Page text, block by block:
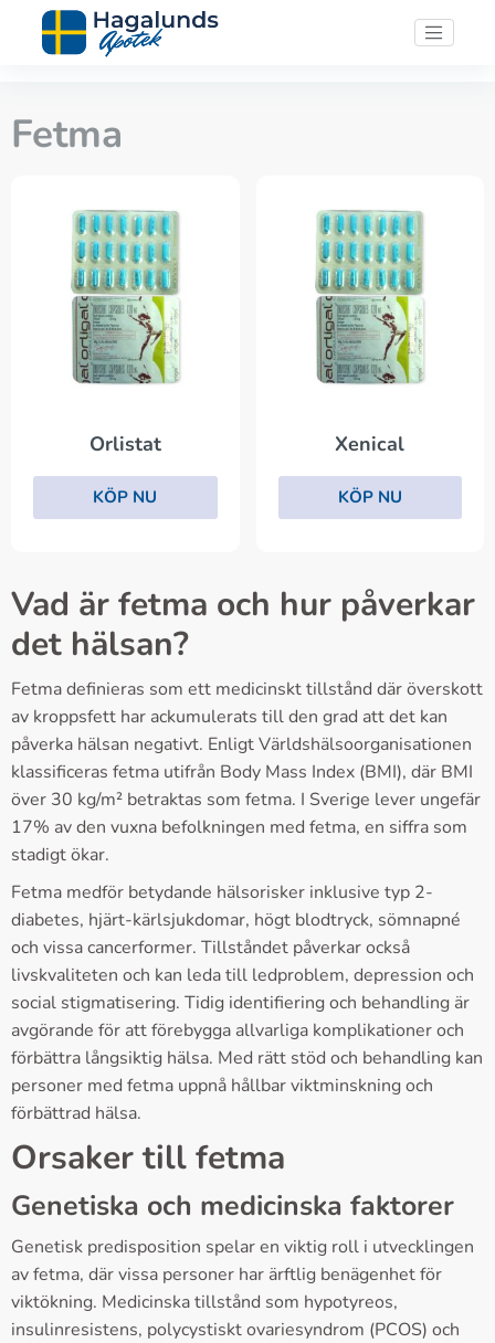
Fetma
Orlistat
KÖP NU
Xenical
KÖP NU
Vad är fetma och hur påverkar
det hälsan?
Fetma definieras som ett medicinskt tillstånd där överskott
av kroppsfett har ackumulerats till den grad att det kan
påverka hälsan negativt. Enligt Världshälsoorganisationen
klassificeras fetma utifrån Body Mass Index (BMI), där BMI
över 30 kg/m² betraktas som fetma. I Sverige lever ungefär
17% av den vuxna befolkningen med fetma, en siffra som
stadigt ökar.
Fetma medför betydande hälsorisker inklusive typ 2-
diabetes, hjärt-kärlsjukdomar, högt blodtryck, sömnapné
och vissa cancerformer. Tillståndet påverkar också
livskvaliteten och kan leda till ledproblem, depression och
social stigmatisering. Tidig identifiering och behandling är
avgörande för att förebygga allvarliga komplikationer och
förbättra långsiktig hälsa. Med rätt stöd och behandling kan
personer med fetma uppnå hållbar viktminskning och
förbättrad hälsa.
Orsaker till fetma
Genetiska och medicinska faktorer
Genetisk predisposition spelar en viktig roll i utvecklingen
av fetma, där vissa personer har ärftlig benägenhet för
viktökning. Medicinska tillstånd som hypotyreos,
insulinresistens, polycystiskt ovariesyndrom (PCOS) och